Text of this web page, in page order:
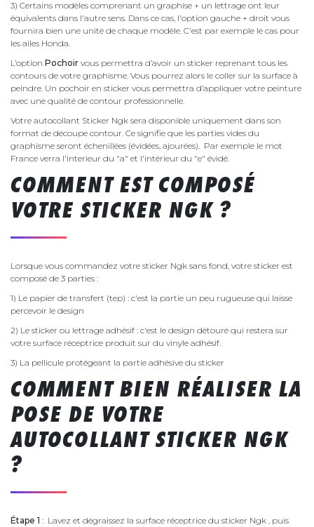
3) Certains modèles comprenant un graphise + un lettrage ont leur
équivalents dans l'autre sens. Dans ce cas, l'option gauche + droit vous
fournira bien une unité de chaque modèle. C'est par exemple le cas pour
les ailes Honda.
L’option Pochoir vous permettra d’avoir un sticker reprenant tous les
contours de votre graphisme. Vous pourrez alors le coller sur la surface à
peindre. Un pochoir en sticker vous permettra d’appliquer votre peinture
avec une qualité de contour professionnelle.
Votre autocollant Sticker Ngk sera disponible uniquement dans son
format de découpe contour. Ce signifie que les parties vides du
graphisme seront échenillées (évidées, ajourées). Par exemple le mot
France verra l'interieur du "a" et l'intérieur du "e" évidé.
COMMENT EST COMPOSÉ
VOTRE STICKER NGK ?
Lorsque vous commandez votre sticker Ngk sans fond, votre sticker est
composé de 3 parties :
1) Le papier de transfert (tep) : c'est la partie un peu rugueuse qui laisse
percevoir le design
2) Le sticker ou lettrage adhésif : c'est le design détouré qui restera sur
votre surface réceptrice produit sur du vinyle adhésif.
3) La pellicule protégeant la partie adhésive du sticker
COMMENT BIEN RÉALISER LA
POSE DE VOTRE
AUTOCOLLANT STICKER NGK
?
Étape 1 : Lavez et dégraissez la surface réceptrice du sticker Ngk , puis